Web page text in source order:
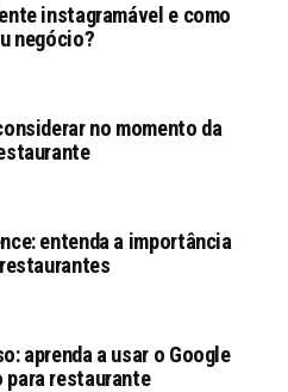
instagramável e como
negócio?
no momento da
entenda a importância
aprenda a usar o Google
para restaurante